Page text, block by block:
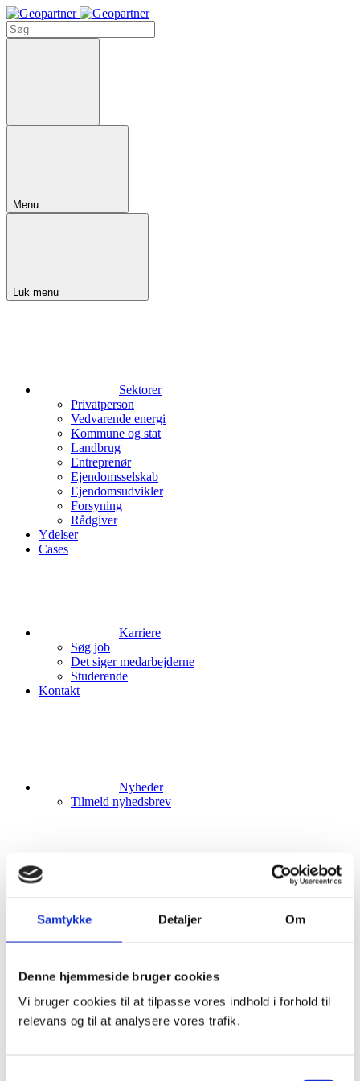
Samtykke Detaljer Om
Denne hjemmeside bruger cookies
Vi bruger cookies til at tilpasse vores indhold i forhold til
relevans og til at analysere vores trafik.
Menu
Luk menu
Sektorer
Privatperson
Vedvarende energi
Kommune og stat
Landbrug
Entreprenør
Ejendomsselskab
Ejendomsudvikler
Forsyning
Rådgiver
Ydelser
Cases
Karriere
Søg job
Det siger medarbejderne
Studerende
Kontakt
Nyheder
Tilmeld nyhedsbrev
Science Based Targets initiative (SBTi)
Events
Kundesupport
Om os